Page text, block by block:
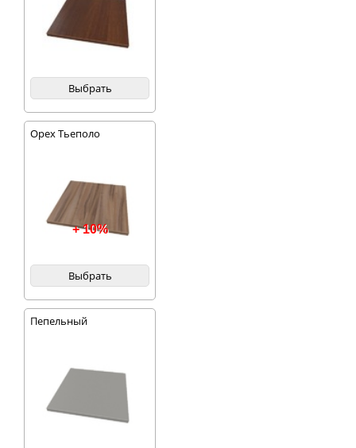
Выбрать
Орех Тьеполо
+ 10%
Выбрать
Пепельный